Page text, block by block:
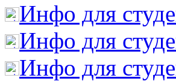
Инфо для
Инфо для
Инфо для